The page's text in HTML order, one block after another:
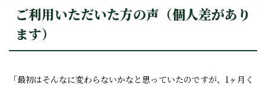
ご利用いただいた方の声（個人差があり
ます）
「最初はそんなに変わらないかなと思っていたのですが、1ヶ月く